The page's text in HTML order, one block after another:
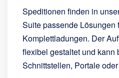
Speditionen finden in
Suite passende Lösungen
Komplettladungen. Der
flexibel gestaltet und kann
Schnittstellen, Portale